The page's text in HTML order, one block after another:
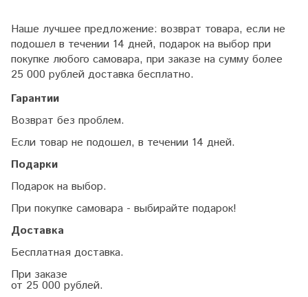
Наше лучшее предложение: возврат товара, если не
подошел в течении 14 дней, подарок на выбор при
покупке любого самовара, при заказе на сумму более
25 000 рублей доставка бесплатно.
Гарантии
Возврат без проблем.
Если товар не подошел, в течении 14 дней.
Подарки
Подарок на выбор.
При покупке самовара - выбирайте подарок!
Доставка
Бесплатная доставка.
При заказе
от 25 000 рублей.